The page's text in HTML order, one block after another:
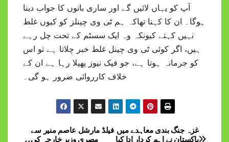
آپ کو یہاں لائیں گے اور ساری باتوں کا جواب دینا
ہوگا۔ ان کا کہنا تھاکہ ہم ٹی وی چینلز کو کیوں غلط
نہیں کہتے کیونکہ وہ ایک سسٹم کے تحت چل رہے
ہیں، اگر کوئی ٹی وی چینل غلط خبر چلاتا ہے تو اس
کو جرمانہ ہوتا ہے، جو فیک نیوز پھیلا رہا ہے ان کے
خلاف کارروائی ضرور ہو گی۔
Post
غزہ جنگ بندی معاہدے میں
پاکستان نے اہم کردار ادا کیا
فیلڈ مارشل عاصم منیر سے
مصری وزیر خارجہ کی